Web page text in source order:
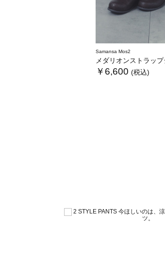
Samansa Mos2
メダリオンストラップシ
￥6,600 (税込)